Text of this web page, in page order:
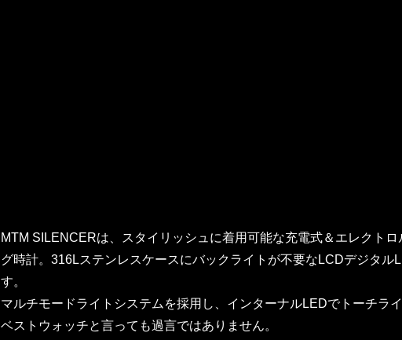
MTM SILENCERは、スタイリッシュに着用可能な充電式＆エレクト
グ時計。316Lステンレスケースにバックライトが不要なLCDデジタ
す。
マルチモードライトシステムを採用し、インターナルLEDでトーチラ
ベストウォッチと言っても過言ではありません。